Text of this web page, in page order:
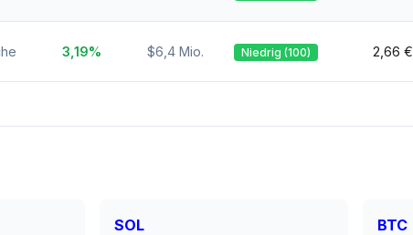
3,19% $6,4 Mio. Niedrig (100) 2,66 €
SOL BTC